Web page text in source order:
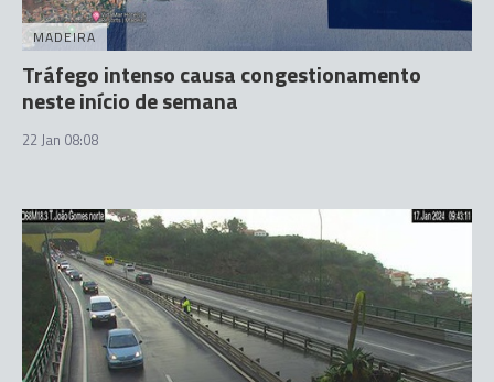
MADEIRA
Tráfego intenso causa congestionamento
neste início de semana
22 Jan 08:08